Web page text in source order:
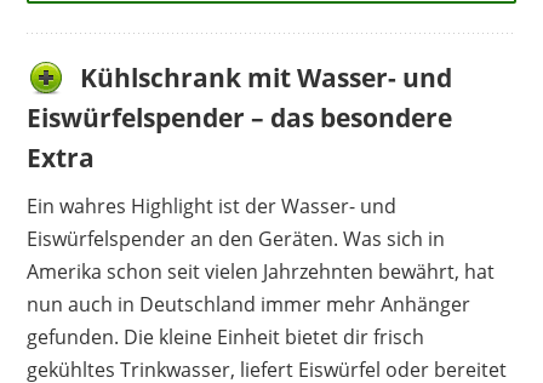
Kühlschrank mit Wasser- und
Eiswürfelspender – das besondere
Extra
Ein wahres Highlight ist der Wasser- und
Eiswürfelspender an den Geräten. Was sich in
Amerika schon seit vielen Jahrzehnten bewährt, hat
nun auch in Deutschland immer mehr Anhänger
gefunden. Die kleine Einheit bietet dir frisch
gekühltes Trinkwasser, liefert Eiswürfel oder bereitet